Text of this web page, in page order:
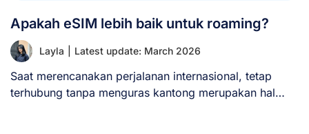
Apakah eSIM lebih baik untuk roaming?
Layla Latest update: March 2026
Saat merencanakan perjalanan internasional, tetap
terhubung tanpa menguras kantong merupakan hal